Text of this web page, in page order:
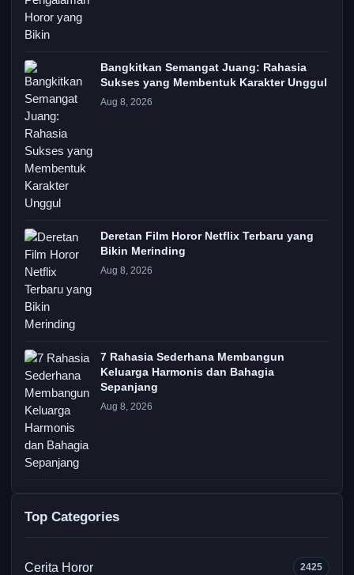
Bangkitkan Semangat Juang: Rahasia
Sukses yang Membentuk Karakter Unggul
Aug 8, 2026
Deretan Film Horor Netflix Terbaru yang
Bikin Merinding
Aug 8, 2026
7 Rahasia Sederhana Membangun
Keluarga Harmonis dan Bahagia
Sepanjang
Aug 8, 2026
Top Categories
Cerita Horor 2425